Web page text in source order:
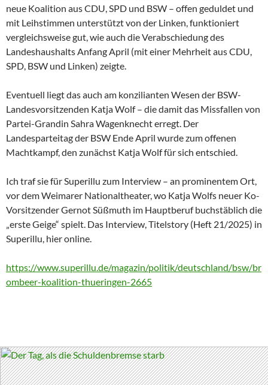
neue Koalition aus CDU, SPD und BSW – offen geduldet und
mit Leihstimmen unterstützt von der Linken, funktioniert
vergleichsweise gut, wie auch die Verabschiedung des
Landeshaushalts Anfang April (mit einer Mehrheit aus CDU,
SPD, BSW und Linken) zeigte.
Eventuell liegt das auch am konzilianten Wesen der BSW-
Landesvorsitzenden Katja Wolf – die damit das Missfallen von
Partei-Grandin Sahra Wagenknecht erregt. Der
Landesparteitag der BSW Ende April wurde zum offenen
Machtkampf, den zunächst Katja Wolf für sich entschied.
Ich traf sie für Superillu zum Interview – an prominentem Ort,
vor dem Weimarer Nationaltheater, wo Katja Wolfs neuer Ko-
Vorsitzender Gernot Süßmuth im Hauptberuf buchstäblich die
„erste Geige“ spielt. Das Interview, Titelstory (Heft 21/2025) in
Superillu, hier online.
https://www.superillu.de/magazin/politik/deutschland/bsw/br
ombeer-koalition-thueringen-2665